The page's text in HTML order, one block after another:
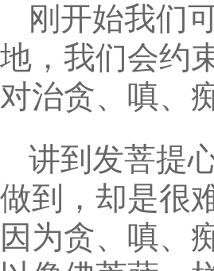
刚开始我们
地，我们会约
对治贪、嗔、
讲到发菩提
做到，却是很
因为贪、嗔、